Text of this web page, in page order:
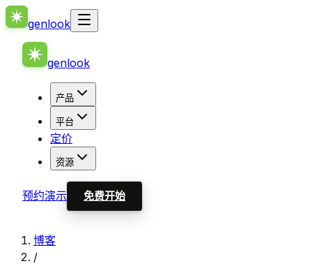
genlook
genlook
产品
平台
定价
资源
预约演示 免费开始
博客
/